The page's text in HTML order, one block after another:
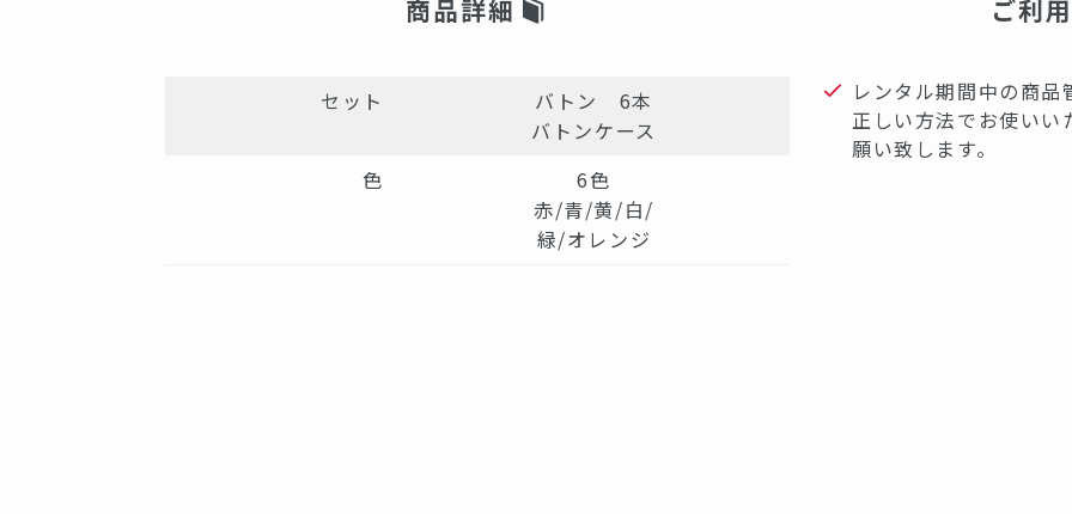
商品詳細
セット
バトン 6本
バトンケース
色
6色
赤/青/黄/白/
緑/オレンジ
ご利
レンタル期間中の商
正しい方法でお使いい
願い致します。